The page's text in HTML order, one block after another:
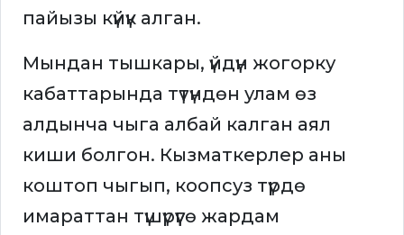
пайызы күйүк алган.
Мындан тышкары, үйдүн жогорку
кабаттарында түтүндөн улам өз
алдынча чыга албай калган аял
киши болгон. Кызматкерлер аны
коштоп чыгып, коопсуз түрдө
имараттан түшүрүүгө жардам